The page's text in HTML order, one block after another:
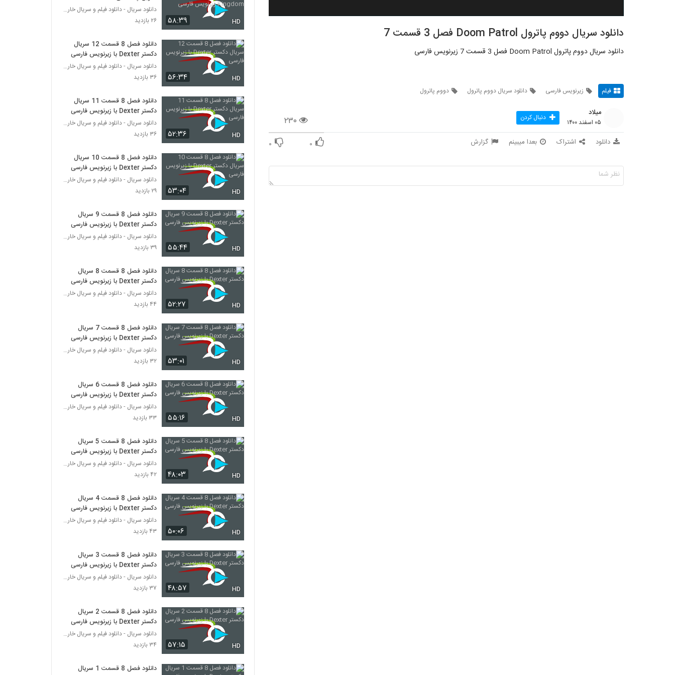
دانلود سریال دووم پاترول Doom Patrol فصل 3 قسمت 7
دانلود سریال دووم پاترول Doom Patrol فصل 3 قسمت 7 زیرنویس فارسی
فیلم زیرنویس فارسی دانلود سریال دووم پاترول دووم پاترول
۲۳۰
میلاد
۰۵ اسفند ۱۴۰۰ دنبال کردن
دانلود اشتراک بعدا میبینم گزارش ۰ ۰
۵۸:۳۹ HD
Kingdom زیرنویس فارسی
دانلود سریال - دانلود فیلم و سریال خارجی
۲۶ بازدید
۵۶:۳۴ HD
دانلود فصل 8 قسمت 12 سریال
دکستر Dexter با زیرنویس فارسی
دانلود سریال - دانلود فیلم و سریال خارجی
۳۶ بازدید
۵۲:۳۶ HD
دانلود فصل 8 قسمت 11 سریال
دکستر Dexter با زیرنویس فارسی
دانلود سریال - دانلود فیلم و سریال خارجی
۳۶ بازدید
۵۳:۰۴ HD
دانلود فصل 8 قسمت 10 سریال
دکستر Dexter با زیرنویس فارسی
دانلود سریال - دانلود فیلم و سریال خارجی
۲۹ بازدید
۵۵:۴۴ HD
دانلود فصل 8 قسمت 9 سریال
دکستر Dexter با زیرنویس فارسی
دانلود سریال - دانلود فیلم و سریال خارجی
۳۹ بازدید
۵۲:۲۷ HD
دانلود فصل 8 قسمت 8 سریال
دکستر Dexter با زیرنویس فارسی
دانلود سریال - دانلود فیلم و سریال خارجی
۴۴ بازدید
۵۳:۰۱ HD
دانلود فصل 8 قسمت 7 سریال
دکستر Dexter با زیرنویس فارسی
دانلود سریال - دانلود فیلم و سریال خارجی
۳۲ بازدید
۵۵:۱۶ HD
دانلود فصل 8 قسمت 6 سریال
دکستر Dexter با زیرنویس فارسی
دانلود سریال - دانلود فیلم و سریال خارجی
۳۳ بازدید
۴۸:۰۳ HD
دانلود فصل 8 قسمت 5 سریال
دکستر Dexter با زیرنویس فارسی
دانلود سریال - دانلود فیلم و سریال خارجی
۴۲ بازدید
۵۰:۰۶ HD
دانلود فصل 8 قسمت 4 سریال
دکستر Dexter با زیرنویس فارسی
دانلود سریال - دانلود فیلم و سریال خارجی
۴۳ بازدید
۴۸:۵۷ HD
دانلود فصل 8 قسمت 3 سریال
دکستر Dexter با زیرنویس فارسی
دانلود سریال - دانلود فیلم و سریال خارجی
۳۷ بازدید
۵۷:۱۵ HD
دانلود فصل 8 قسمت 2 سریال
دکستر Dexter با زیرنویس فارسی
دانلود سریال - دانلود فیلم و سریال خارجی
۳۴ بازدید
دانلود فصل 8 قسمت 1 سریال